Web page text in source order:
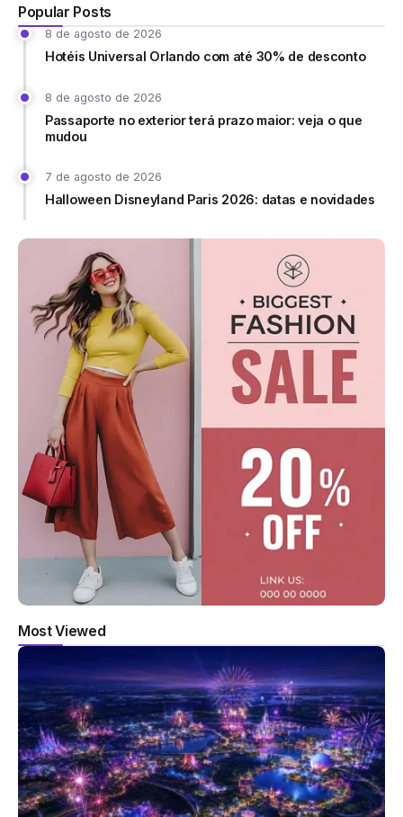
Popular Posts
8 de agosto de 2026
Hotéis Universal Orlando com até 30% de desconto
8 de agosto de 2026
Passaporte no exterior terá prazo maior: veja o que
mudou
7 de agosto de 2026
Halloween Disneyland Paris 2026: datas e novidades
Most Viewed